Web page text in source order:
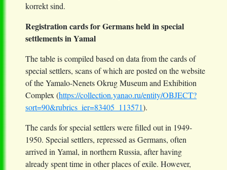
korrekt sind.
Registration cards for Germans held in special
settlements in Yamal
The table is compiled based on data from the cards of
special settlers, scans of which are posted on the website
of the Yamalo-Nenets Okrug Museum and Exhibition
Complex (https://collection.yanao.ru/entity/OBJECT?
sort=90&rubrics_ier=83405_113571).
The cards for special settlers were filled out in 1949-
1950. Special settlers, repressed as Germans, often
arrived in Yamal, in northern Russia, after having
already spent time in other places of exile. However,